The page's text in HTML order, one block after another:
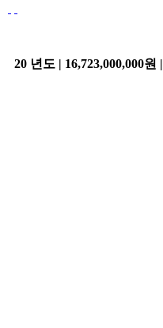
20 년도 | 16,723,000,000